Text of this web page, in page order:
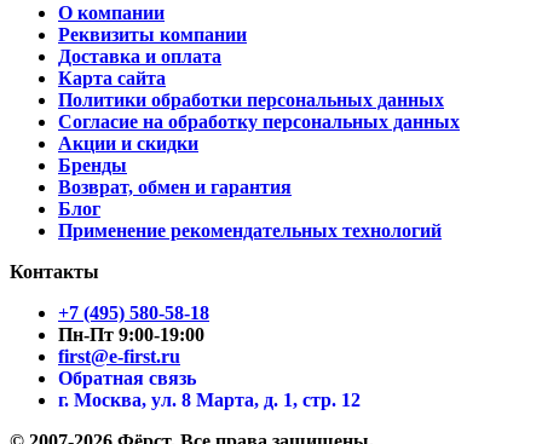
О компании
Реквизиты компании
Доставка и оплата
Карта сайта
Политики обработки персональных данных
Согласие на обработку персональных данных
Акции и скидки
Бренды
Возврат, обмен и гарантия
Блог
Применение рекомендательных технологий
Контакты
+7 (495) 580-58-18
Пн-Пт 9:00-19:00
first@e-first.ru
Обратная связь
г. Москва, ул. 8 Марта, д. 1, стр. 12